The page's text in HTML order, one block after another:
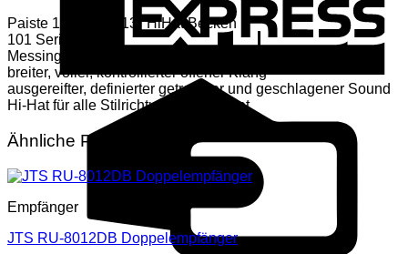
Paiste 101 Brass 13″ HiHat Becken
101 Serie
Messing Material
breiter, voller, kontrollierter offener Klang
ausgereifter, definierter getretener und geschlagener Sound
Hi-Hat für alle Stilrichtungen geeignet
Ähnliche Produkte
Empfänger
JTS RU-8012DB Doppelempfänger